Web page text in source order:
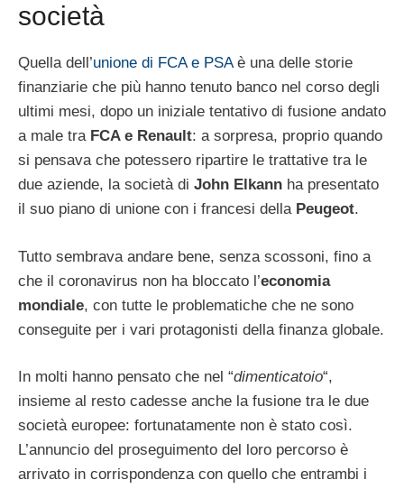
società
Quella dell’unione di FCA e PSAè una delle storie
finanziarie che più hanno tenuto banco nel corso degli
ultimi mesi, dopo un iniziale tentativo di fusione andato
a male tra FCA e Renault: a sorpresa, proprio quando
si pensava che potessero ripartire le trattative tra le
due aziende, la società di John Elkann ha presentato
il suo piano di unione con i francesi della Peugeot.
Tutto sembrava andare bene, senza scossoni, fino a
che il coronavirus non ha bloccato l’economia
mondiale, con tutte le problematiche che ne sono
conseguite per i vari protagonisti della finanza globale.
In molti hanno pensato che nel “dimenticatoio“,
insieme al resto cadesse anche la fusione tra le due
società europee: fortunatamente non è stato così.
L’annuncio del proseguimento del loro percorso è
arrivato in corrispondenza con quello che entrambi i